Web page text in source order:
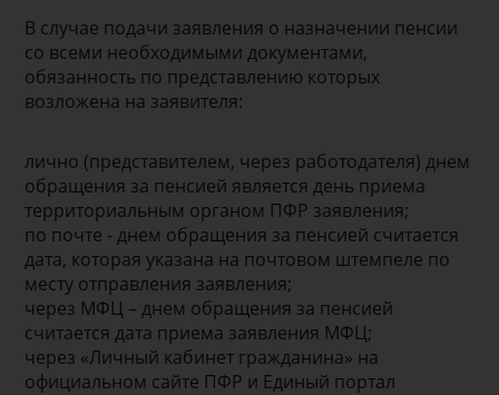
В случае подачи заявления о назначении пенсии
со всеми необходимыми документами,
обязанность по представлению которых
возложена на заявителя:
лично (представителем, через работодателя) днем
обращения за пенсией является день приема
территориальным органом ПФР заявления;
по почте - днем обращения за пенсией считается
дата, которая указана на почтовом штемпеле по
месту отправления заявления;
через МФЦ – днем обращения за пенсией
считается дата приема заявления МФЦ;
через «Личный кабинет гражданина» на
официальном сайте ПФР и Единый портал